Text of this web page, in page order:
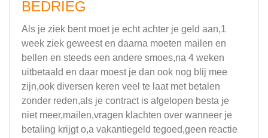
BEDRIEG
Als je ziek bent moet je echt achter je geld aan,1
week ziek geweest en daarna moeten mailen en
bellen en steeds een andere smoes,na 4 weken
uitbetaald en daar moest je dan ook nog blij mee
zijn,ook diversen keren veel te laat met betalen
zonder reden,als je contract is afgelopen besta je
niet meer,mailen,vragen klachten over wanneer je
betaling krijgt o,a vakantiegeld tegoed,geen reactie